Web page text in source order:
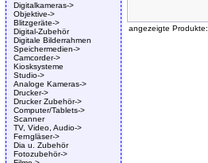
Digitalkameras->
Objektive->
Blitzgeräte->
Digital-Zubehör
Digitale Bilderrahmen
Speichermedien->
Camcorder->
Kiosksysteme
Studio->
Analoge Kameras->
Drucker->
Drucker Zubehör->
Computer/Tablets->
Scanner
TV, Video, Audio->
Ferngläser->
Dia u. Zubehör
Fotozubehör->
angezeigte Produkte: